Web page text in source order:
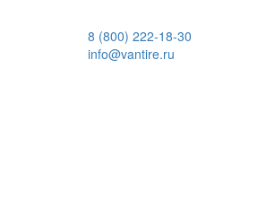
8 (800) 222-18-30
info@vantire.ru